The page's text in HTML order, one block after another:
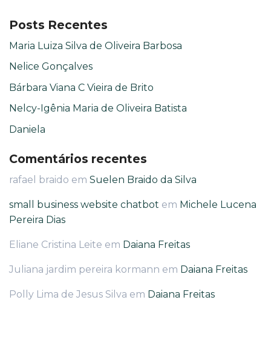
Posts Recentes
Maria Luiza Silva de Oliveira Barbosa
Nelice Gonçalves
Bárbara Viana C Vieira de Brito
Nelcy-Igênia Maria de Oliveira Batista
Daniela
Comentários recentes
rafael braido em Suelen Braido da Silva
small business website chatbot em Michele Lucena
Pereira Dias
Eliane Cristina Leite em Daiana Freitas
Juliana jardim pereira kormann em Daiana Freitas
Polly Lima de Jesus Silva em Daiana Freitas